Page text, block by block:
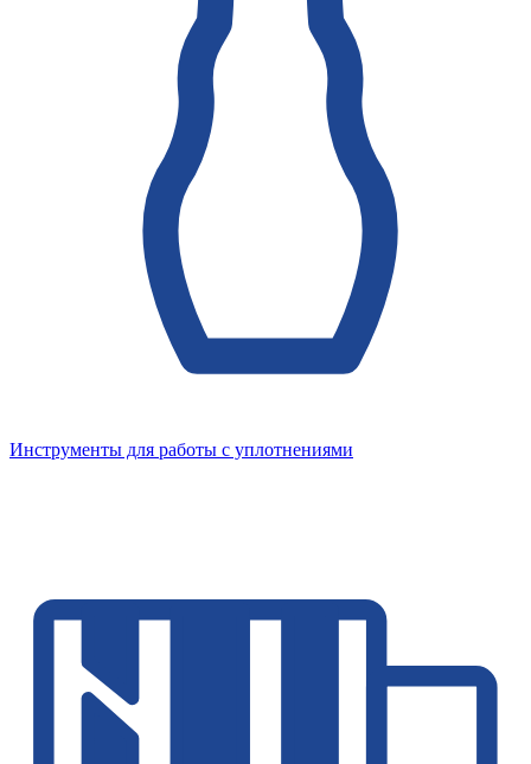
Инструменты для работы с уплотнениями